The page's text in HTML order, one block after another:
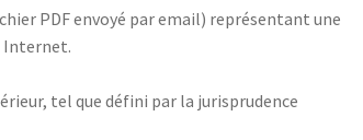
PDF envoyé par email) représentant une
Internet.
tel que défini par la jurisprudence